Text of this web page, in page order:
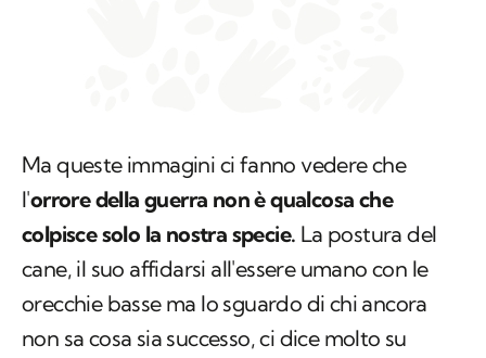
Ma queste immagini ci fanno vedere che
l'orrore della guerra non è qualcosa che
colpisce solo la nostra specie. La postura del
cane, il suo affidarsi all'essere umano con le
orecchie basse ma lo sguardo di chi ancora
non sa cosa sia successo, ci dice molto su